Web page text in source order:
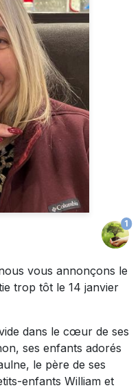
1
vous annonçons le
trop tôt le 14 janvier
dans le cœur de ses
ses enfants adorés
le père de ses
enfants William et